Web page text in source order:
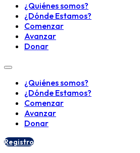
¿Quiénes somos?
¿Dónde Estamos?
Comenzar
Avanzar
Donar
¿Quiénes somos?
¿Dónde Estamos?
Comenzar
Avanzar
Donar
Registro